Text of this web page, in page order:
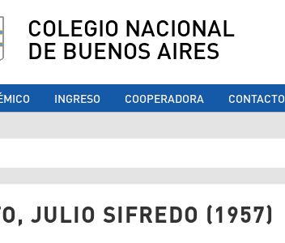
COLEGIO NACIONAL
DE BUENOS AIRES
INGRESO COOPERADORA CONTACTO
usted aquí
JULIO SIFREDO (1957)